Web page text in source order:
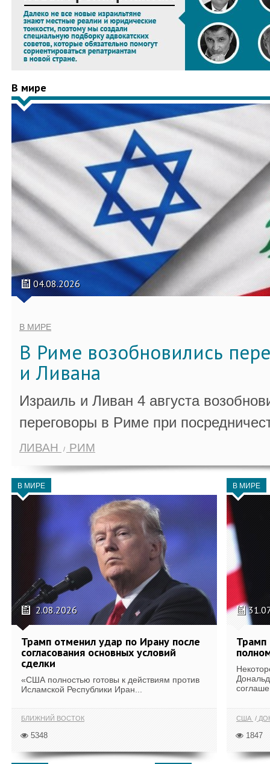
В мире
04.08.2026
В МИРЕ
В Риме возобновились
и Ливана
Израиль и Ливан 4 августа
переговоры в Риме при
ЛИВАН РИМ
В МИРЕ
2.08.2026
Трамп отменил удар по Ирану после
согласования основных условий
сделки
«США полностью готовы к действиям против
Исламской Республики Иран...
БЛИЖНИЙ ВОСТОК
5348
В МИРЕ
Трамп
США
1847